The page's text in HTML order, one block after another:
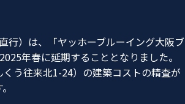
行）は、「ヤッホーブルーイング大阪ブ
年春に延期することとなりました。
う往来北1-24）の建築コストの精査が